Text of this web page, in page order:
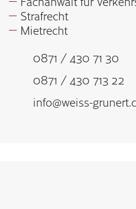
Strafrecht
Mietrecht
0871 / 430 71 30
0871 / 430 713 22
info@weiss-